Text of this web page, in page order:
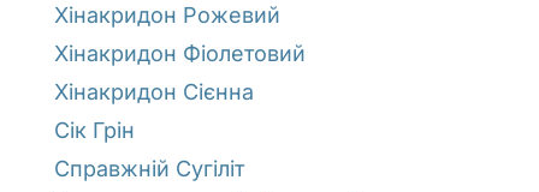
Хінакридон Рожевий
Хінакридон Фіолетовий
Хінакридон Сієнна
Сік Грін
Справжній Сугіліт